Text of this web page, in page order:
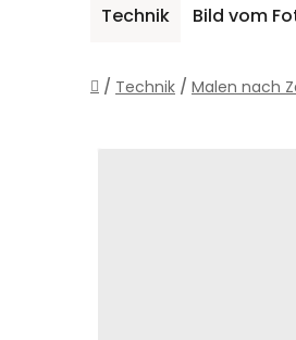
Technik Bild vom
Startseite
/ Technik / Malen nach